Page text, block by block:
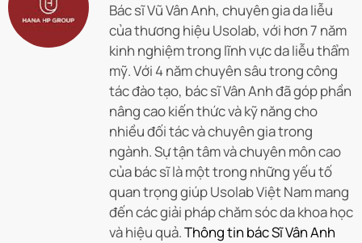
Bác sĩ Vũ Vân Anh, chuyên gia da liễu
của thương hiệu Usolab, với hơn 7 năm
kinh nghiệm trong lĩnh vực da liễu thẩm
mỹ. Với 4 năm chuyên sâu trong công
tác đào tạo, bác sĩ Vân Anh đã góp phần
nâng cao kiến thức và kỹ năng cho
nhiều đối tác và chuyên gia trong
ngành. Sự tận tâm và chuyên môn cao
của bác sĩ là một trong những yếu tố
quan trọng giúp Usolab Việt Nam mang
đến các giải pháp chăm sóc da khoa học
và hiệu quả.Thông tin bác Sĩ Vân Anh